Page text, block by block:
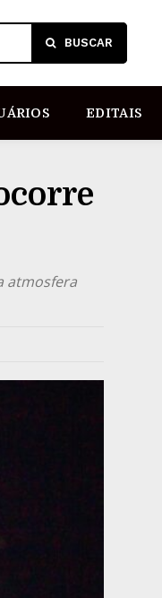
BUSCAR
EDITAIS
atmosfera